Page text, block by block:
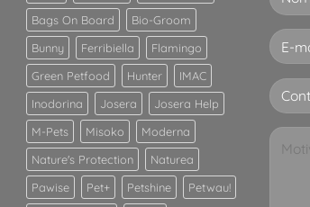
Bags On Board
Bio-Groom
Bunny
Ferribiella
Flamingo
Green Petfood
Hunter
IMAC
Inodorina
Josera
Josera Help
M-Pets
Misoko
Moderna
Nature's Protection
Naturea
Pawise
Pet+ Petshine Petwau!